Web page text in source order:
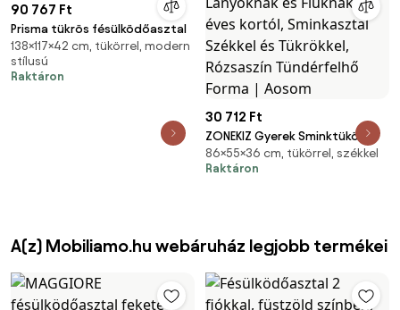
90 767 Ft
Prisma tükrös fésülködőasztal
138×117×42 cm, tükörrel, modern
stílusú
Raktáron
30 712 Ft
ZONEKIZ Gyerek Sminktükör
Asztal Lányoknak és Fiúknak 3
éves kortól, Sminkasztal
86×55×36 cm, tükörrel, székkel
Raktáron
A(z) Mobiliamo.hu webáruház legjobb termékei